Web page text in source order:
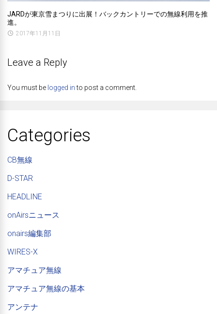
JARDが東京雪まつりに出展！バックカントリーでの無線利用を推
進。
2017年11月11日
Leave a Reply
You must be logged into post a comment.
Categories
CB無線
D-STAR
HEADLINE
onAirsニュース
onairs編集部
WIRES-X
アマチュア無線
アマチュア無線の基本
アンテナ